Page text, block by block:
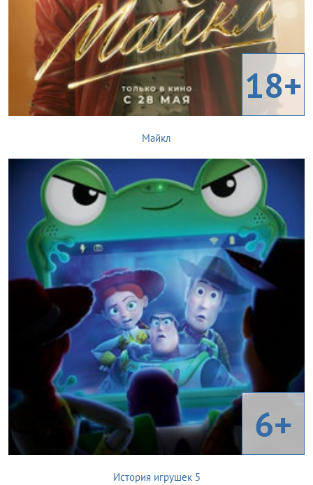
18+
Майкл
6+
История игрушек 5